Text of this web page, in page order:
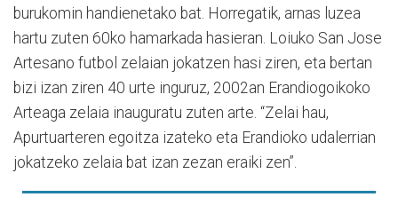
burukomin handienetako bat. Horregatik, arnas luzea
hartu zuten 60ko hamarkada hasieran. Loiuko San Jose
Artesano futbol zelaian jokatzen hasi ziren, eta bertan
bizi izan ziren 40 urte inguruz, 2002an Erandiogoikoko
Arteaga zelaia inauguratu zuten arte. “Zelai hau,
Apurtuarteren egoitza izateko eta Erandioko udalerrian
jokatzeko zelaia bat izan zezan eraiki zen”.